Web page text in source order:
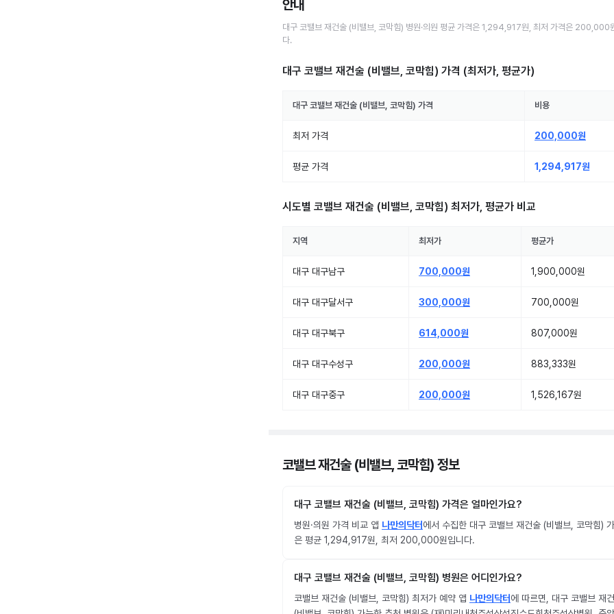
안내
대구 코밸브 재건술 (비밸브, 코막힘) 병원·의원 평균 가격은 1,294,917원 , 최저 가격은 200,000
다.
대구 코밸브 재건술 (비밸브, 코막힘) 가격 (최저가, 평균가)
대구 코밸브 재건술 (비밸브, 코막힘) 가격 비용
최저 가격 200,000원
평균 가격 1,294,917원
시도별 코밸브 재건술 (비밸브, 코막힘) 최저가, 평균가 비교
지역 최저가 평균가
대구 대구남구 700,000원 1,900,000원
대구 대구달서구 300,000원 700,000원
대구 대구북구 614,000원 807,000원
대구 대구수성구 200,000원 883,333원
대구 대구중구 200,000원 1,526,167원
코밸브 재건술 (비밸브, 코막힘) 정보
대구 코밸브 재건술 (비밸브, 코막힘) 가격은 얼마인가요?
병원·의원 가격 비교 앱 나만의닥터에서 수집한 대구 코밸브 재건술 (비밸브, 코막힘)
은 평균 1,294,917원, 최저 200,000원입니다.
대구 코밸브 재건술 (비밸브, 코막힘) 병원은 어디인가요?
코밸브 재건술 (비밸브, 코막힘) 최저가 예약 앱 나만의닥터에 따르면, 대구 코밸브 재